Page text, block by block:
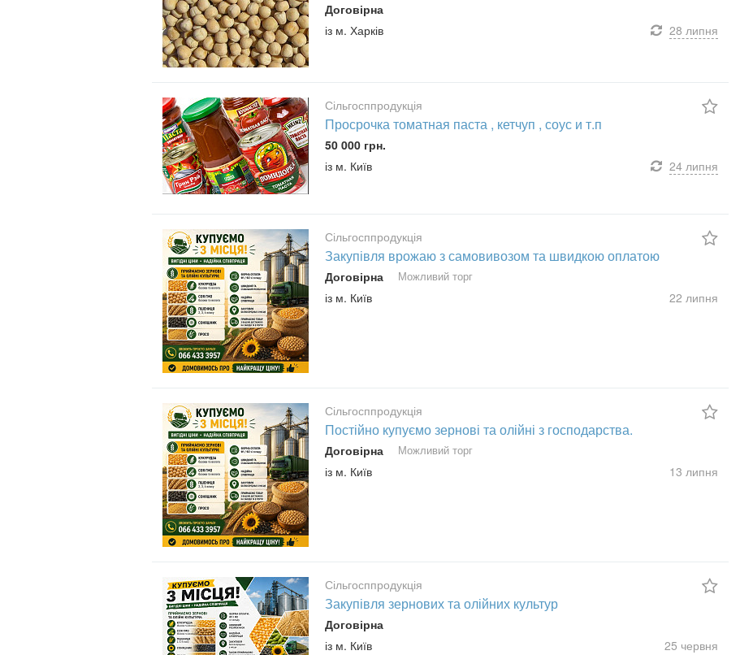
Договірна
із м. Харків
28 липня
Сільгосппродукція
Просрочка томатная паста , кетчуп , соус и т.п
50 000 грн.
із м. Київ
24 липня
Сільгосппродукція
Закупівля врожаю з самовивозом та швидкою оплатою
Договірна Можливий торг
із м. Київ 22 липня
Сільгосппродукція
Постійно купуємо зернові та олійні з господарства.
Договірна Можливий торг
із м. Київ 13 липня
Сільгосппродукція
Закупівля зернових та олійних культур
Договірна
із м. Київ
25 червня